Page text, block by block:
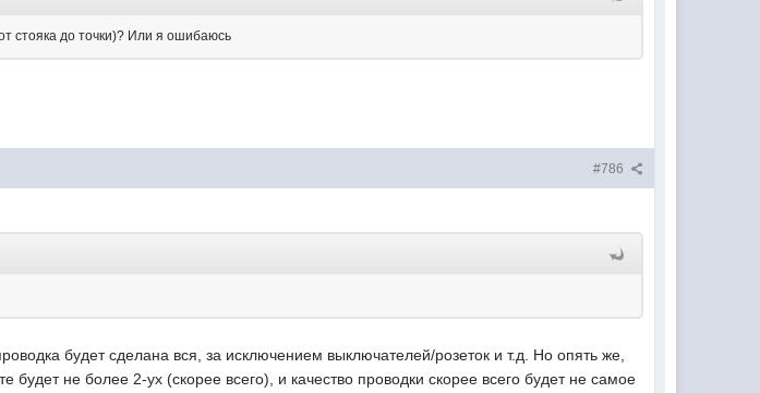
стояка до точки)? Или я ошибаюсь
#786
будет сделана вся, за исключением выключателей/розеток и т.д. Но опять же,
будет не более 2-ух (скорее всего), и качество проводки скорее всего будет не самое